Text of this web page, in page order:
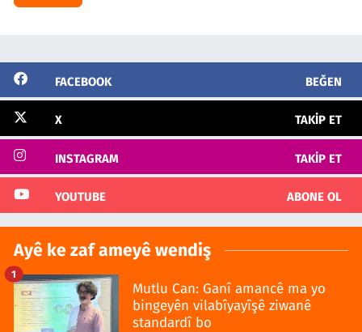
FACEBOOK BEĞEN
X TAKIP ET
INSTAGRAM TAKIP ET
YOUTUBE ABONE OL
Ayê ke zaf ameyê wendiş
Mutlu Can: Ganî amancê ma yo
bingeyên vilabîyayîşê ziwanê
standardî bo
1